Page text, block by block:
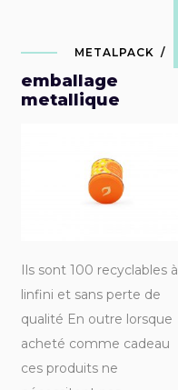
METALPACK
emballage
metallique
Ils sont 100 recyclables à
linfini et sans perte de
qualité En outre lorsque
acheté comme cadeau
ces produits ne